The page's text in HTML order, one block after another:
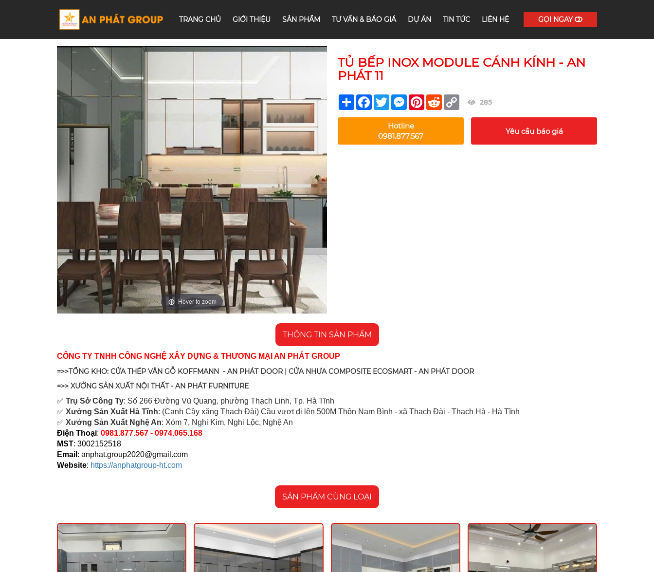
TRANG CHỦ GIỚI THIỆU SẢN PHẨM TƯ VẤN & BÁO GIÁ DỰ ÁN TIN TỨC LIÊN HỆ GỌI NGAY
Hover to zoom
TỦ BẾP INOX MODULE CÁNH KÍNH - AN
PHÁT 11
ShareFacebook
TwitterMessenger
Pinterest
Reddit Copy
Link
285
Hotline
0981.877.567
Yêu cầu báo giá
THÔNG TIN SẢN PHẨM
CÔNG TY TNHH CÔNG NGHỆ XÂY DỰNG & THƯƠNG MẠI AN PHÁT GROUP
=>>TỔNG KHO: CỬA THÉP VÂN GỖ KOFFMANN - AN PHÁT DOOR | CỬA NHỰA COMPOSITE ECOSMART - AN PHÁT DOOR
=>> XƯỞNG SẢN XUẤT NỘI THẤT - AN PHÁT FURNITURE
✅ Trụ Sở Công Ty: Số 266 Đường Vũ Quang, phường Thạch Linh, Tp. Hà Tĩnh
✅ Xưởng Sản Xuất Hà Tĩnh: (Cạnh Cây xăng Thạch Đài) Cầu vượt đi lên 500M Thôn Nam Bình - xã Thạch Đài - Thạch Hà - Hà Tĩnh
✅ Xưởng Sản Xuất Nghệ An: Xóm 7, Nghi Kim, Nghi Lộc, Nghệ An
Điện Thoại: 0981.877.567 - 0974.065.168
MST: 3002152518
Email : anphat.group2020@gmail.com
Website: https://anphatgroup-ht.com
SẢN PHẨM CÙNG LOẠI